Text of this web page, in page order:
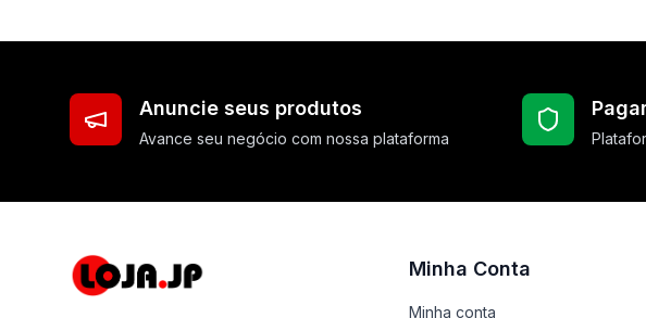
Anuncie seus produtos
Avance seu negócio com nossa plataforma
Minha Conta
Minha conta